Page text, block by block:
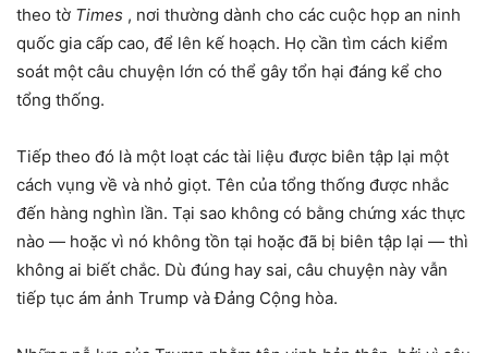
theo tờ Times , nơi thường dành cho các cuộc họp an ninh
quốc gia cấp cao, để lên kế hoạch. Họ cần tìm cách kiểm
soát một câu chuyện lớn có thể gây tổn hại đáng kể cho
tổng thống.
Tiếp theo đó là một loạt các tài liệu được biên tập lại một
cách vụng về và nhỏ giọt. Tên của tổng thống được nhắc
đến hàng nghìn lần. Tại sao không có bằng chứng xác thực
nào — hoặc vì nó không tồn tại hoặc đã bị biên tập lại — thì
không ai biết chắc. Dù đúng hay sai, câu chuyện này vẫn
tiếp tục ám ảnh Trump và Đảng Cộng hòa.